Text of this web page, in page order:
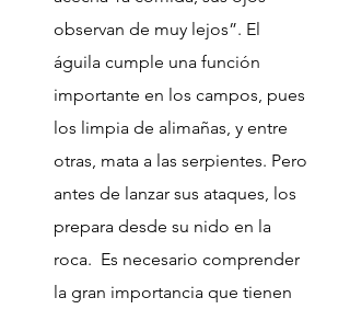
observan de muy lejos”. El
águila cumple una función
importante en los campos, pues
los limpia de alimañas, y entre
otras, mata a las serpientes. Pero
antes de lanzar sus ataques, los
prepara desde su nido en la
roca. Es necesario comprender
la gran importancia que tienen